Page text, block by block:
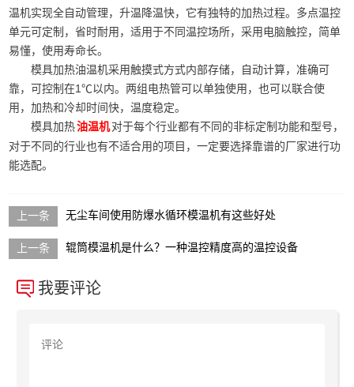
温机实现全自动管理，升温降温快，它有独特的加热过程。多点温控
单元可定制，省时耐用，适用于不同温控场所，采用电脑触控，简单
易懂，使用寿命长。
模具加热油温机采用触摸式方式内部存储，自动计算，准确可
靠，可控制在1℃以内。两组电热管可以单独使用，也可以联合使
用，加热和冷却时间快，温度稳定。
模具加热油温机对于每个行业都有不同的非标定制功能和型号，
对于不同的行业也有不适合用的项目，一定要选择靠谱的厂家进行功
能选配。
无尘车间使用防爆水循环模温机有这些好处
辊筒模温机是什么？一种温控精度高的温控设备
我要评论